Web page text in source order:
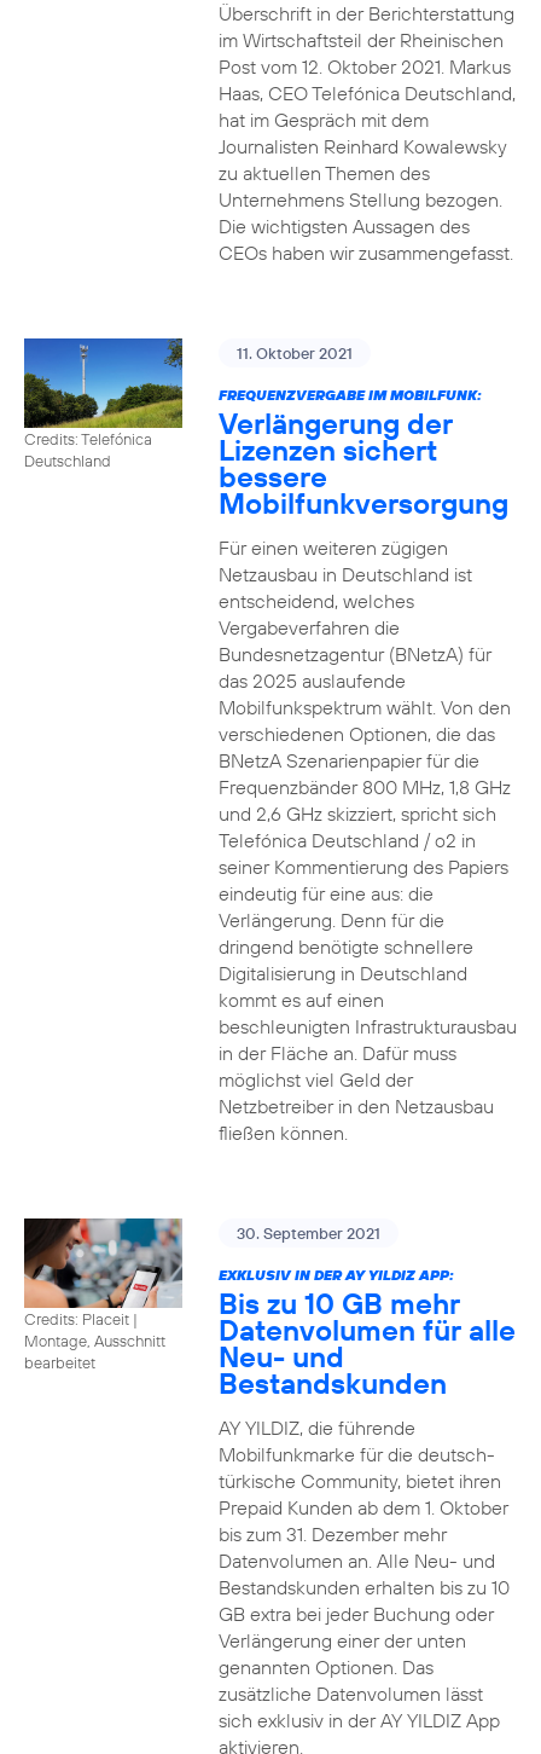
Überschrift in der Berichterstattung
im Wirtschaftsteil der Rheinischen
Post vom 12. Oktober 2021. Markus
Haas, CEO Telefónica Deutschland,
hat im Gespräch mit dem
Journalisten Reinhard Kowalewsky
zu aktuellen Themen des
Unternehmens Stellung bezogen.
Die wichtigsten Aussagen des
CEOs haben wir zusammengefasst.
Credits: Telefónica
Deutschland
11. Oktober 2021
FREQUENZVERGABE IM MOBILFUNK:
Verlängerung der
Lizenzen sichert
bessere
Mobilfunkversorgung
Für einen weiteren zügigen
Netzausbau in Deutschland ist
entscheidend, welches
Vergabeverfahren die
Bundesnetzagentur (BNetzA) für
das 2025 auslaufende
Mobilfunkspektrum wählt. Von den
verschiedenen Optionen, die das
BNetzA Szenarienpapier für die
Frequenzbänder 800 MHz, 1,8 GHz
und 2,6 GHz skizziert, spricht sich
Telefónica Deutschland / o2 in
seiner Kommentierung des Papiers
eindeutig für eine aus: die
Verlängerung. Denn für die
dringend benötigte schnellere
Digitalisierung in Deutschland
kommt es auf einen
beschleunigten Infrastrukturausbau
in der Fläche an. Dafür muss
möglichst viel Geld der
Netzbetreiber in den Netzausbau
fließen können.
Credits: Placeit |
Montage, Ausschnitt
bearbeitet
30. September 2021
EXKLUSIV IN DER AY YILDIZ APP:
Bis zu 10 GB mehr
Datenvolumen für alle
Neu- und
Bestandskunden
AY YILDIZ, die führende
Mobilfunkmarke für die deutsch-
türkische Community, bietet ihren
Prepaid Kunden ab dem 1. Oktober
bis zum 31. Dezember mehr
Datenvolumen an. Alle Neu- und
Bestandskunden erhalten bis zu 10
GB extra bei jeder Buchung oder
Verlängerung einer der unten
genannten Optionen. Das
zusätzliche Datenvolumen lässt
sich exklusiv in der AY YILDIZ App
aktivieren.